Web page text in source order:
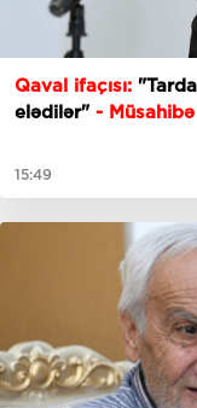
Qaval ifaçısı:
elədilər" - Müsahibə
15:49